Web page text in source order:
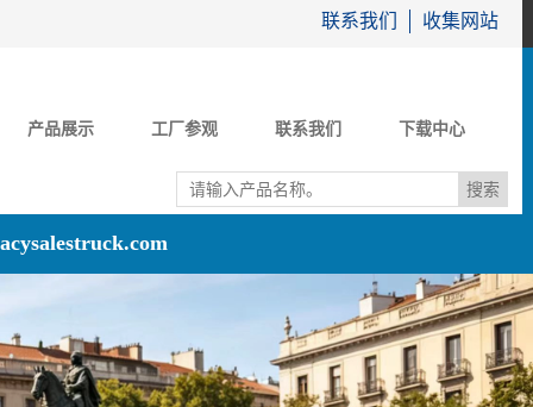
联系我们 收集网站
产品展示 工厂参观 联系我们 下载中心